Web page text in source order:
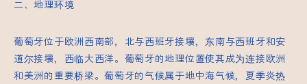
二、地理环境
葡萄牙位于欧洲西南部，北与西班牙接壤，东南与西班牙和安
道尔接壤，西临大西洋。葡萄牙的地理位置使其成为连接欧洲
和美洲的重要桥梁。葡萄牙的气候属于地中海气候，夏季炎热